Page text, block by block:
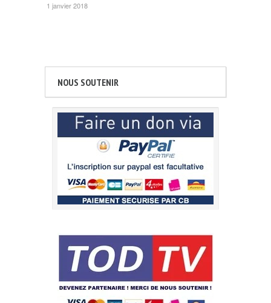
1 janvier 2018
NOUS SOUTENIR